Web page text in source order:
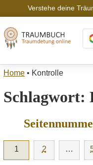
Verstehe deine
Home • Kontrolle
Schlagwort:
1 2 …